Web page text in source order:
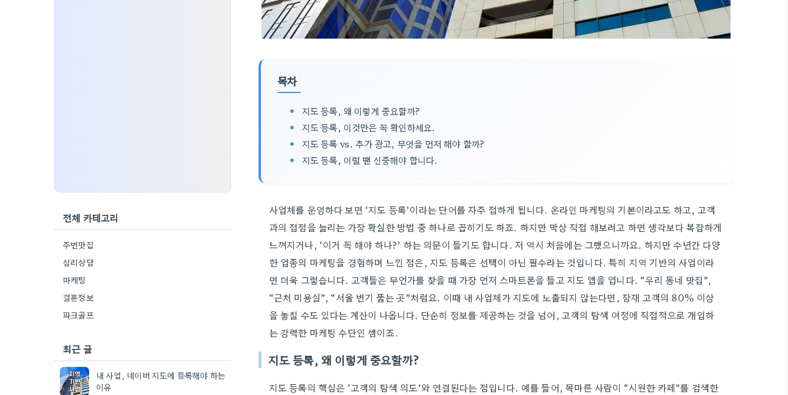
목차
지도 등록, 왜 이렇게 중요할까?
지도 등록, 이것만은 꼭 확인하세요.
지도 등록 vs. 추가 광고, 무엇을 먼저 해야 할까?
지도 등록, 이럴 땐 신중해야 합니다.
사업체를 운영하다 보면 ‘지도 등록’이라는 단어를 자주 접하게 됩니다. 온라인 마케팅의 기본이라고도 하고, 고객
과의 접점을 늘리는 가장 확실한 방법 중 하나로 꼽히기도 하죠. 하지만 막상 직접 해보려고 하면 생각보다 복잡하게
느껴지거나, ‘이거 꼭 해야 하나?’ 하는 의문이 들기도 합니다. 저 역시 처음에는 그랬으니까요. 하지만 수년간 다양
한 업종의 마케팅을 경험하며 느낀 점은, 지도 등록은 선택이 아닌 필수라는 것입니다. 특히 지역 기반의 사업이라
면 더욱 그렇습니다. 고객들은 무언가를 찾을 때 가장 먼저 스마트폰을 들고 지도 앱을 엽니다. “우리 동네 맛집”,
“근처 미용실”, “서울 변기 뚫는 곳”처럼요. 이때 내 사업체가 지도에 노출되지 않는다면, 잠재 고객의 80% 이상
을 놓칠 수도 있다는 계산이 나옵니다. 단순히 정보를 제공하는 것을 넘어, 고객의 탐색 여정에 직접적으로 개입하
는 강력한 마케팅 수단인 셈이죠.
지도 등록, 왜 이렇게 중요할까?
지도 등록의 핵심은 ‘고객의 탐색 의도’와 연결된다는 점입니다. 예를 들어, 목마른 사람이 “시원한 카페”를 검색한
전체 카테고리
주변맛집
심리상담
마케팅
결혼정보
파크골프
최근 글
내 사업, 네이버 지도에 등록해야 하는
이유